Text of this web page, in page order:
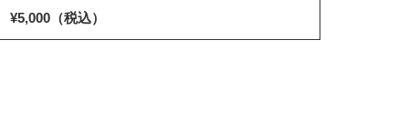
¥5,000（税込）